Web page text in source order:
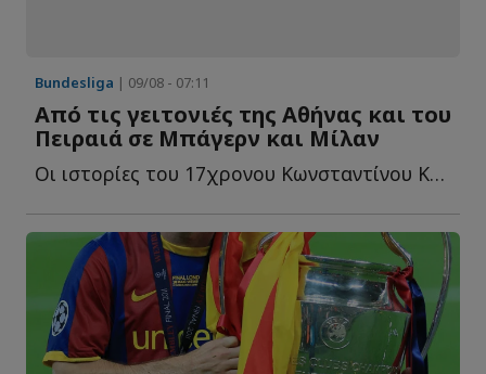
Bundesliga | 09/08 - 07:11
Από τις γειτονιές της Αθήνας και του
Πειραιά σε Μπάγερν και Μίλαν
Οι ιστορίες του 17χρονου Κωνσταντίνου Καρανδρίκα και τ...